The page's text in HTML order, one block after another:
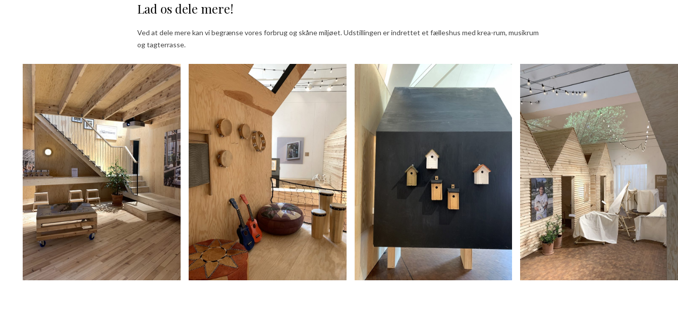
Lad os dele mere!
Ved at dele mere kan vi begrænse vores forbrug og skåne miljøet. Udstillingen er indrettet et fælleshus med krea-rum, musikrum
og tagterrasse.